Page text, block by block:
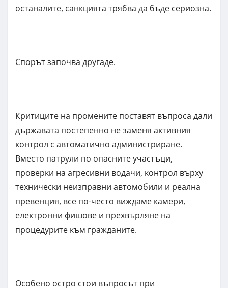
останалите, санкцията трябва да бъде сериозна.
Спорът започва другаде.
Критиците на промените поставят въпроса дали
държавата постепенно не заменя активния
контрол с автоматично администриране.
Вместо патрули по опасните участъци,
проверки на агресивни водачи, контрол върху
технически неизправни автомобили и реална
превенция, все по-често виждаме камери,
електронни фишове и прехвърляне на
процедурите към гражданите.
Особено остро стои въпросът при